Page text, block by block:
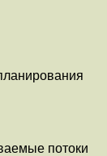
потоки